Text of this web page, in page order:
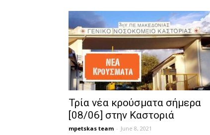
Τρία νέα κρούσματα σήμερα
[08/06] στην Καστοριά
mpetskas team - June 8, 2021